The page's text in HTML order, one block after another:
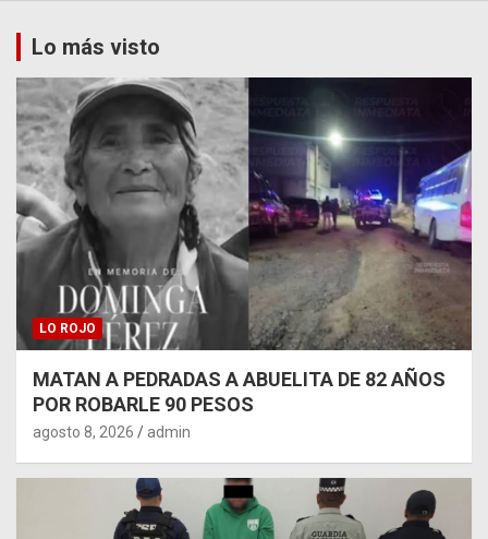
Lo más visto
LO ROJO
MATAN A PEDRADAS A ABUELITA DE 82 AÑOS
POR ROBARLE 90 PESOS
agosto 8, 2026 admin